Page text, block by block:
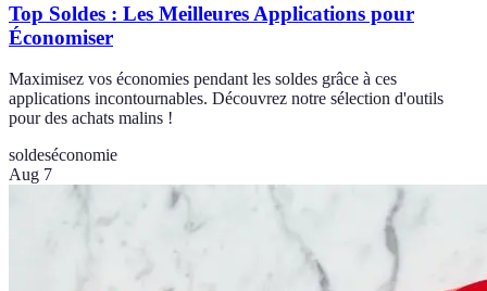
Top Soldes : Les Meilleures Applications pour
Économiser
Maximisez vos économies pendant les soldes grâce à ces
applications incontournables. Découvrez notre sélection d'outils
pour des achats malins !
soldeséconomie
Aug 7